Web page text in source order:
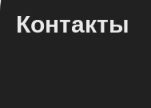
Контакты